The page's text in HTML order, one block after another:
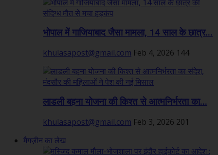
भोपाल में गाजियाबाद जैसा मामला, 14 साल के छात्र...
khulasapost@gmail.com Feb 4, 2026 144
लाडली बहना योजना की किश्त से आत्मनिर्भरता का...
khulasapost@gmail.com Feb 3, 2026 201
मैगज़ीन का लेख